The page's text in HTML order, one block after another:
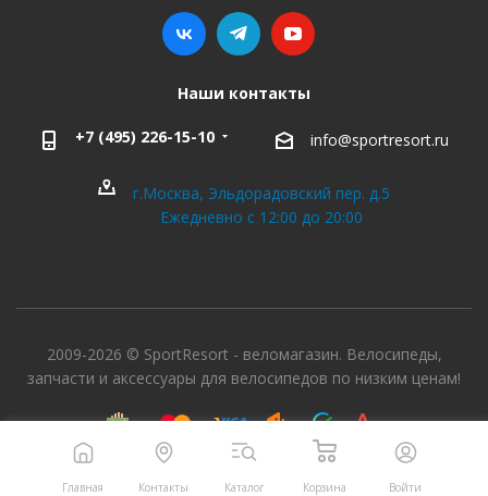
Наши контакты
+7 (495) 226-15-10 info@sportresort.ru
г.Москва, Эльдорадовский пер. д.5
Ежедневно с 12:00 до 20:00
2009-2026 © SportResort - веломагазин. Велосипеды,
запчасти и аксессуары для велосипедов по низким ценам!
Главная Контакты Каталог Корзина Войти